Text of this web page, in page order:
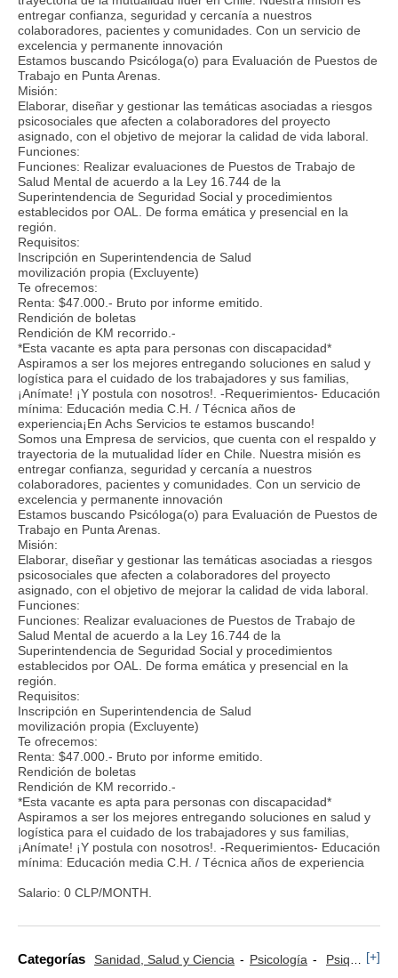
entregar confianza, seguridad y cercanía a nuestros
colaboradores, pacientes y comunidades. Con un servicio de
excelencia y permanente innovación
Estamos buscando Psicóloga(o) para Evaluación de Puestos de
Trabajo en Punta Arenas.
Misión:
Elaborar, diseñar y gestionar las temáticas asociadas a riesgos
psicosociales que afecten a colaboradores del proyecto
asignado, con el objetivo de mejorar la calidad de vida laboral.
Funciones:
Funciones: Realizar evaluaciones de Puestos de Trabajo de
Salud Mental de acuerdo a la Ley 16.744 de la
Superintendencia de Seguridad Social y procedimientos
establecidos por OAL. De forma emática y presencial en la
región.
Requisitos:
Inscripción en Superintendencia de Salud
movilización propia (Excluyente)
Te ofrecemos:
Renta: $47.000.- Bruto por informe emitido.
Rendición de boletas
Rendición de KM recorrido.-
*Esta vacante es apta para personas con discapacidad*
Aspiramos a ser los mejores entregando soluciones en salud y
logística para el cuidado de los trabajadores y sus familias,
¡Anímate! ¡Y postula con nosotros!. -Requerimientos- Educación
mínima: Educación media C.H. / Técnica años de
experiencia¡En Achs Servicios te estamos buscando!
Somos una Empresa de servicios, que cuenta con el respaldo y
trayectoria de la mutualidad líder en Chile. Nuestra misión es
entregar confianza, seguridad y cercanía a nuestros
colaboradores, pacientes y comunidades. Con un servicio de
excelencia y permanente innovación
Estamos buscando Psicóloga(o) para Evaluación de Puestos de
Trabajo en Punta Arenas.
Misión:
Elaborar, diseñar y gestionar las temáticas asociadas a riesgos
psicosociales que afecten a colaboradores del proyecto
asignado, con el objetivo de mejorar la calidad de vida laboral.
Funciones:
Funciones: Realizar evaluaciones de Puestos de Trabajo de
Salud Mental de acuerdo a la Ley 16.744 de la
Superintendencia de Seguridad Social y procedimientos
establecidos por OAL. De forma emática y presencial en la
región.
Requisitos:
Inscripción en Superintendencia de Salud
movilización propia (Excluyente)
Te ofrecemos:
Renta: $47.000.- Bruto por informe emitido.
Rendición de boletas
Rendición de KM recorrido.-
*Esta vacante es apta para personas con discapacidad*
Aspiramos a ser los mejores entregando soluciones en salud y
logística para el cuidado de los trabajadores y sus familias,
¡Anímate! ¡Y postula con nosotros!. -Requerimientos- Educación
mínima: Educación media C.H. / Técnica años de experiencia
Salario: 0 CLP/MONTH.
Categorías Sanidad, Salud y Ciencia Psicología Psiquiatría [+]